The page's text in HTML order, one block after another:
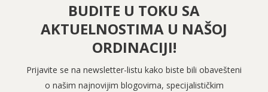
BUDITE U TOKU SA
AKTUELNOSTIMA U NAŠOJ
ORDINACIJI!
Prijavite se na newsletter-listu kako biste bili obavešteni
o našim najnovijim blogovima, specijalističkim